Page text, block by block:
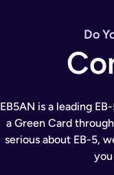
Do
EB5AN is a leading
a Green Card
serious about EB-5,